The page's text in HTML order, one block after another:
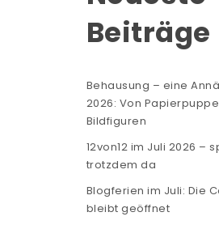
Beiträge
Behausung – eine
2026: Von
Bildfiguren
12von12 im Juli 2026 –
trotzdem da
Blogferien im Juli: Die
bleibt geöffnet